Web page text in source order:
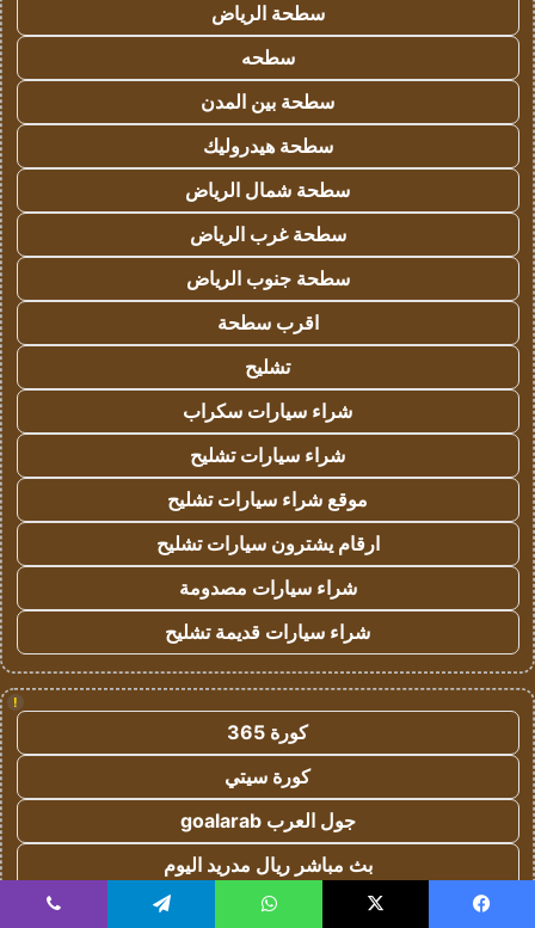
سطحة الرياض
سطحه
سطحة بين المدن
سطحة هيدروليك
سطحة شمال الرياض
سطحة غرب الرياض
سطحة جنوب الرياض
اقرب سطحة
تشليح
شراء سيارات سكراب
شراء سيارات تشليح
موقع شراء سيارات تشليح
ارقام يشترون سيارات تشليح
شراء سيارات مصدومة
شراء سيارات قديمة تشليح
!
كورة 365
كورة سيتي
جول العرب goalarab
بث مباشر ريال مدريد اليوم
يلا لايف